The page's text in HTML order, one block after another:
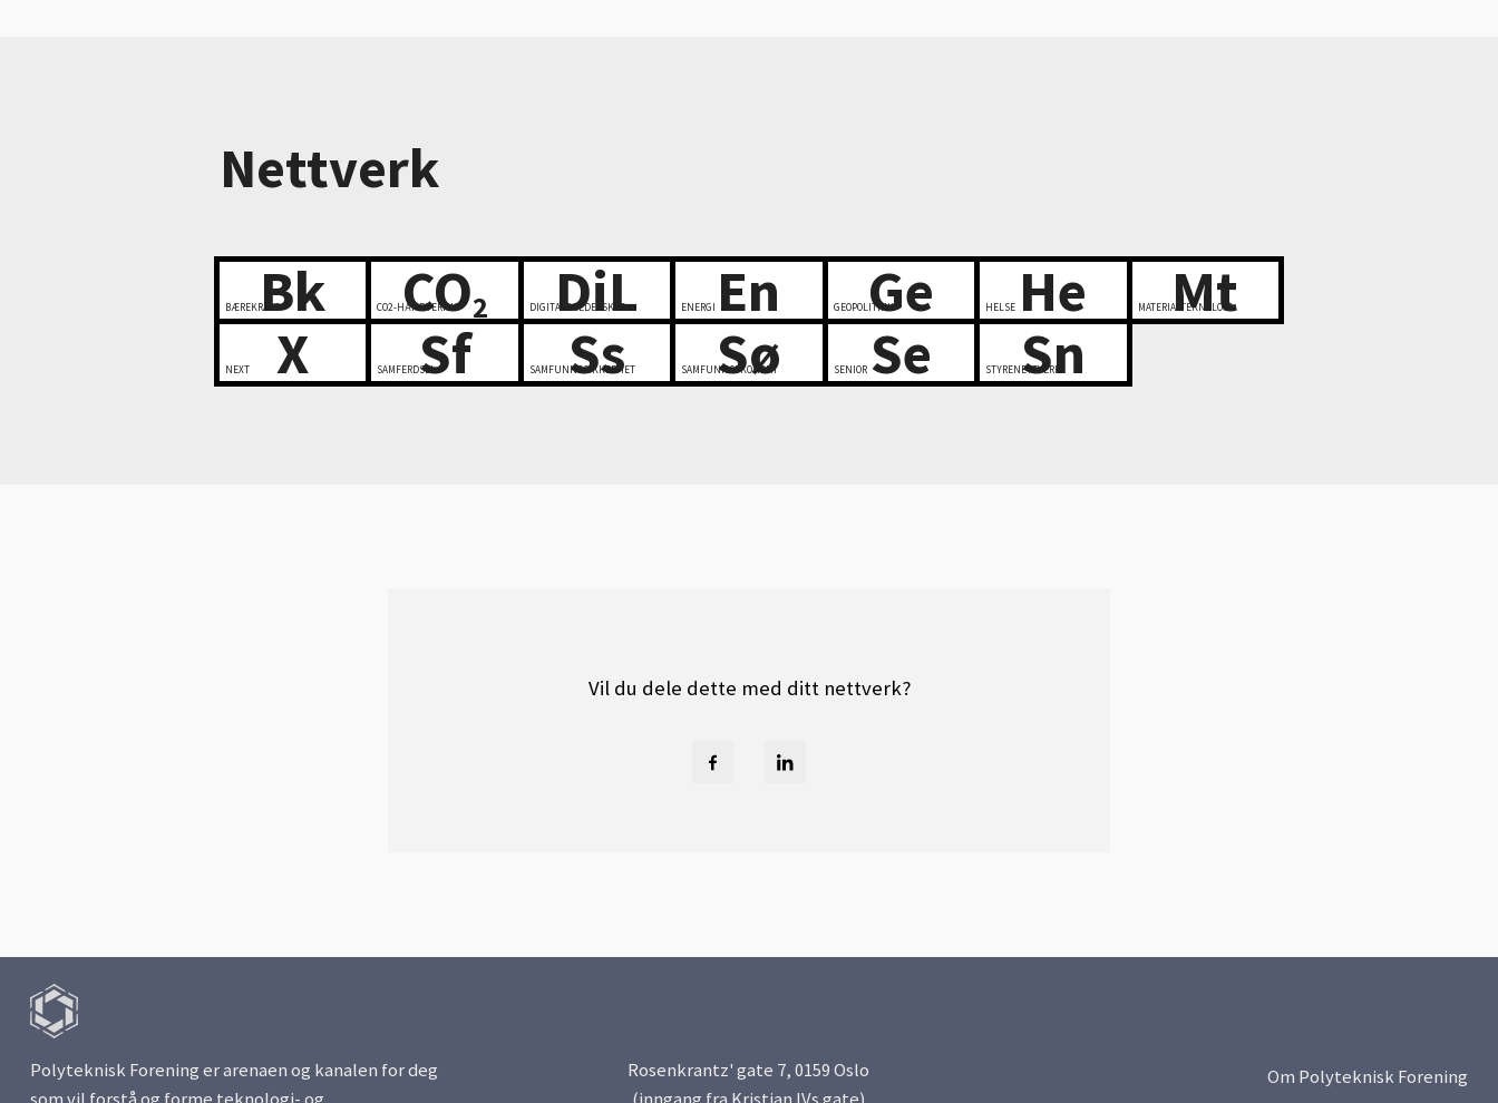
Nettverk
Bk
BÆREKRAFT CO2
CO2-HÅNDTERING DiL
DIGITALT LEDERSKAP En
ENERGI Ge
GEOPOLITIKK He
HELSE Mt
MATERIALTEKNOLOGI
X
NEXT Sf
SAMFERDSEL Ss
SAMFUNNSSIKKERHET Sø
SAMFUNNSØKONOMI Se
SENIOR Sn
STYRENETTVERK
Vil du dele dette med ditt nettverk?
Polyteknisk Forening er arenaen og kanalen for deg
Rosenkrantz' gate 7, 0159 Oslo
Om Polyteknisk Forening